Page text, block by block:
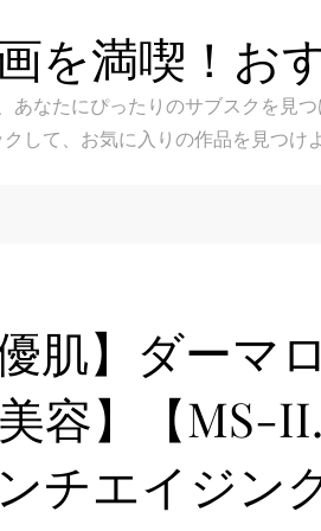
を満喫！お
なたにぴったりのサブスクを見つ
して、お気に入りの作品を見つけ
優肌】ダーマ
美容】【MS-
チエイジング